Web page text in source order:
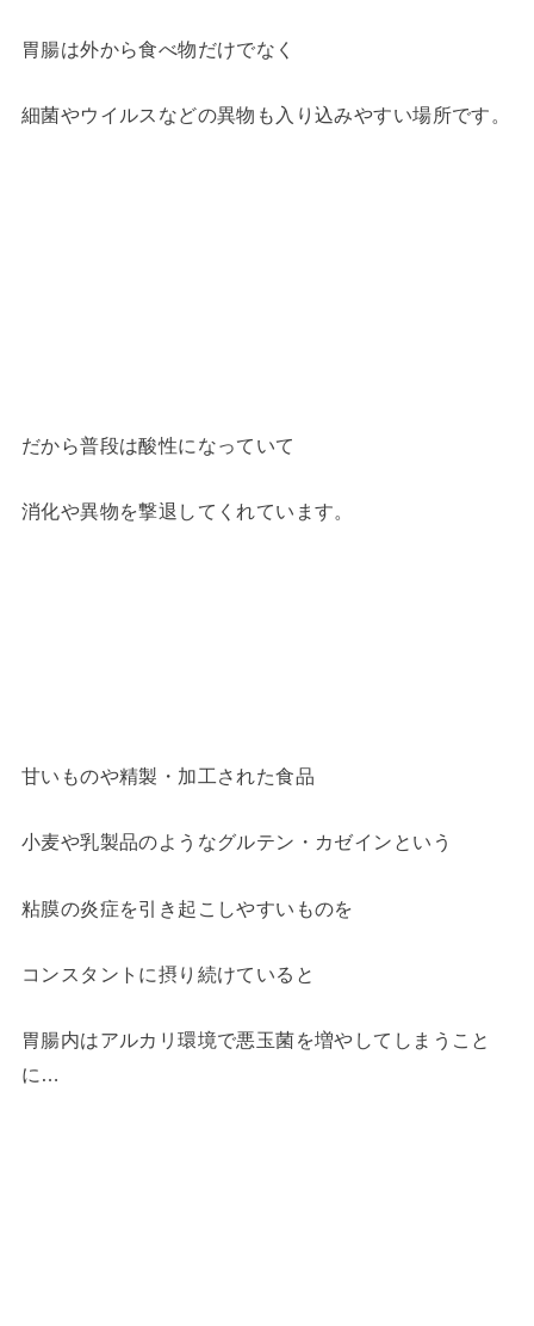
胃腸は外から食べ物だけでなく
細菌やウイルスなどの異物も入り込みやすい場所です。
だから普段は酸性になっていて
消化や異物を撃退してくれています。
甘いものや精製・加工された食品
小麦や乳製品のようなグルテン・カゼインという
粘膜の炎症を引き起こしやすいものを
コンスタントに摂り続けていると
胃腸内はアルカリ環境で悪玉菌を増やしてしまうこと
に…